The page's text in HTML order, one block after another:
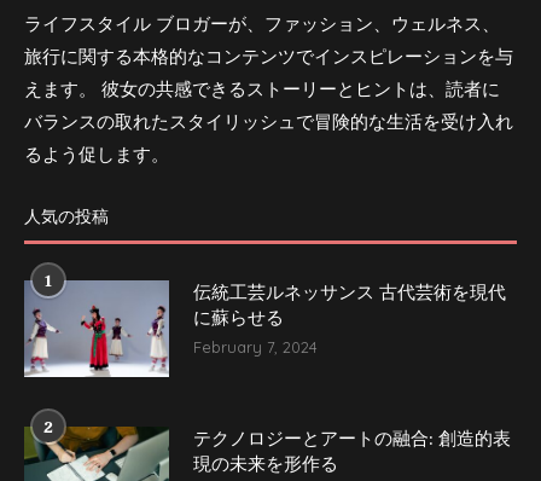
ライフスタイル ブロガーが、ファッション、ウェルネス、
旅行に関する本格的なコンテンツでインスピレーションを与
えます。 彼女の共感できるストーリーとヒントは、読者に
バランスの取れたスタイリッシュで冒険的な生活を受け入れ
るよう促します。
人気の投稿
1
伝統工芸ルネッサンス 古代芸術を現代
に蘇らせる
February 7, 2024
2
テクノロジーとアートの融合: 創造的表
現の未来を形作る